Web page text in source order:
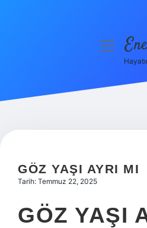
Hakkımızda
menüyü
GÖZ YAŞI AYRI MI
Tarih: Temmuz 22, 2025
GÖZ YAŞI